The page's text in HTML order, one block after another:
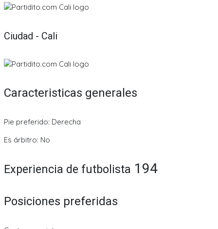
Ciudad - Cali
Caracteristicas generales
Pie preferido: Derecha
Es árbitro: No
Experiencia de futbolista 194
Posiciones preferidas